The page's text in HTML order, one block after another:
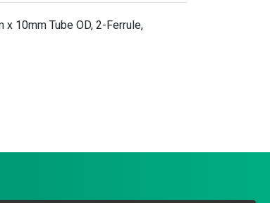
x 10mm Tube OD, 2-Ferrule,